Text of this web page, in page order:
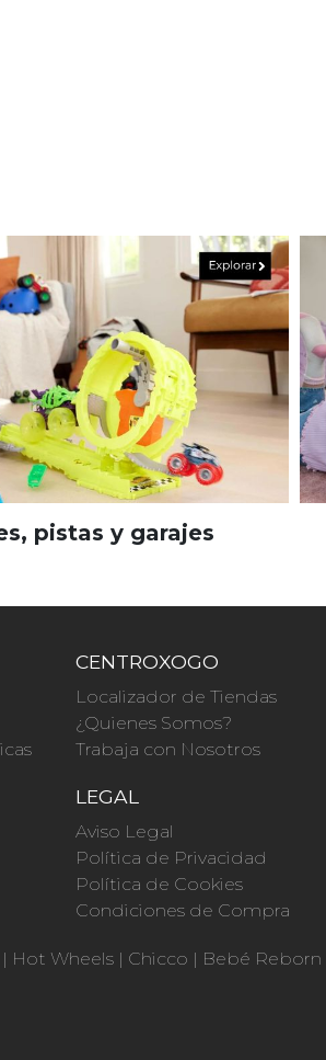
pistas y garajes
CENTROXOGO
Localizador de Tiendas
¿Quienes Somos?
Trabaja con Nosotros
LEGAL
Aviso Legal
Política de Privacidad
Política de Cookies
Condiciones de Compra
| Hot Wheels | Chicco | Bebé Reborn